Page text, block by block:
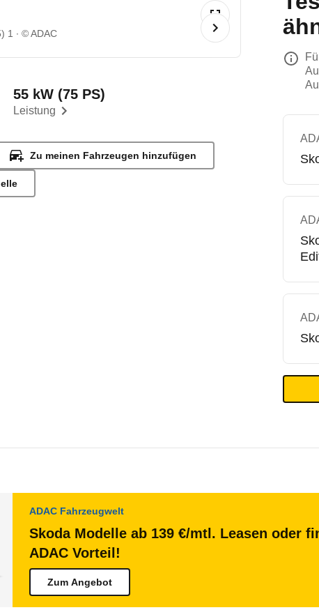
1 © ADAC
Leistung
55 kW (75 PS)
Zu meinen Fahrzeugen hinzufügen
ADAC Fahrzeugwelt
Skoda Modelle ab 139 €/mtl. Leasen oder
ADAC Vorteil!
Zum Angebot